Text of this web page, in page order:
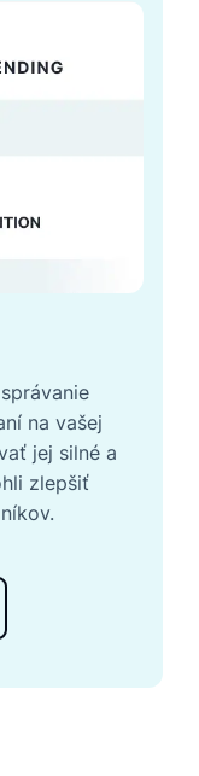
na vašej
jej silné a
zlepšiť